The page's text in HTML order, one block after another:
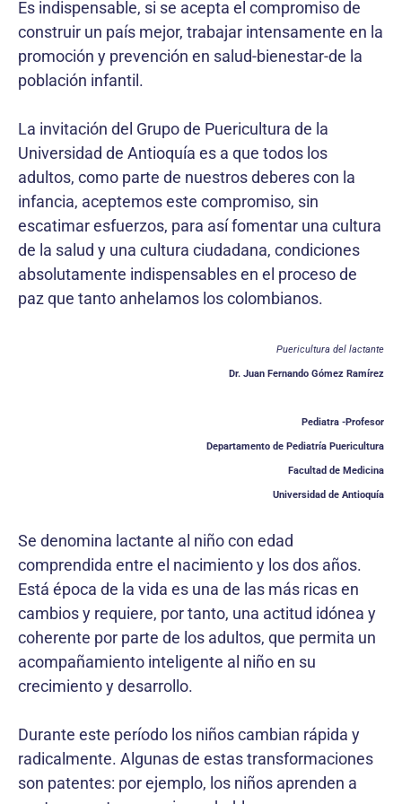
Es indispensable, si se acepta el compromiso de
construir un país mejor, trabajar intensamente en la
promoción y prevención en salud-bienestar-de la
población infantil.
La invitación del Grupo de Puericultura de la
Universidad de Antioquía es a que todos los
adultos, como parte de nuestros deberes con la
infancia, aceptemos este compromiso, sin
escatimar esfuerzos, para así fomentar una cultura
de la salud y una cultura ciudadana, condiciones
absolutamente indispensables en el proceso de
paz que tanto anhelamos los colombianos.
Puericultura del lactante
Dr. Juan Fernando Gómez Ramírez
Pediatra -Profesor
Departamento de Pediatría Puericultura
Facultad de Medicina
Universidad de Antioquía
Se denomina lactante al niño con edad
comprendida entre el nacimiento y los dos años.
Está época de la vida es una de las más ricas en
cambios y requiere, por tanto, una actitud idónea y
coherente por parte de los adultos, que permita un
acompañamiento inteligente al niño en su
crecimiento y desarrollo.
Durante este período los niños cambian rápida y
radicalmente. Algunas de estas transformaciones
son patentes: por ejemplo, los niños aprenden a